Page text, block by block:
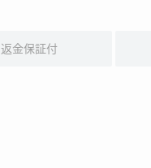
返金保証付